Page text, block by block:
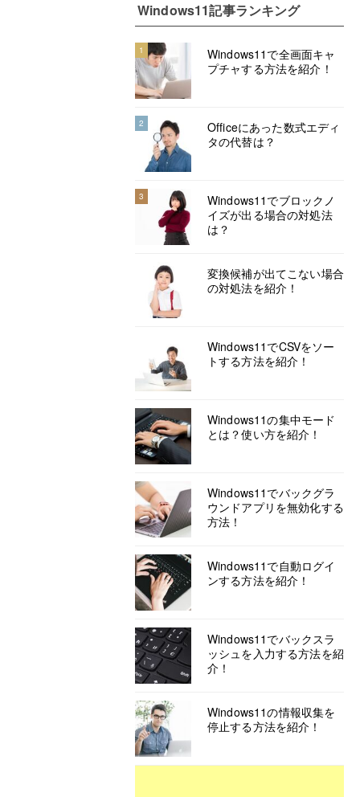
Windows11記事ランキング
1
Windows11で全画面キャ
プチャする方法を紹介！
2
Officeにあった数式エディ
タの代替は？
3
Windows11でブロックノ
イズが出る場合の対処法
は？
変換候補が出てこない場合
の対処法を紹介！
Windows11でCSVをソー
トする方法を紹介！
Windows11の集中モード
とは？使い方を紹介！
Windows11でバックグラ
ウンドアプリを無効化する
方法！
Windows11で自動ログイ
ンする方法を紹介！
Windows11でバックスラ
ッシュを入力する方法を紹
介！
Windows11の情報収集を
停止する方法を紹介！